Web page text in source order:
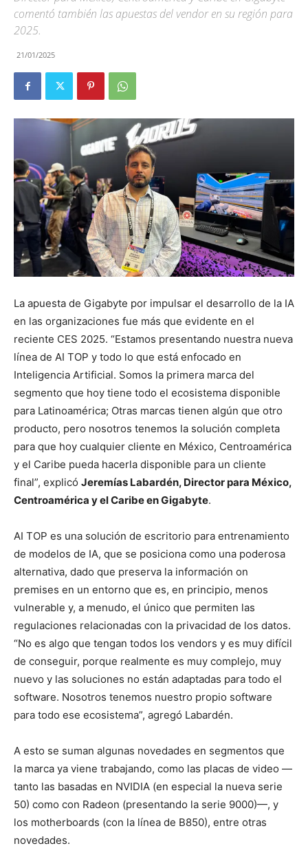
comentó también las apuestas del vendor en su región para
2025.
21/01/2025
La apuesta de Gigabyte por impulsar el desarrollo de la IA
en las organizaciones fue más que evidente en el
reciente CES 2025. “Estamos presentando nuestra nueva
línea de AI TOP y todo lo que está enfocado en
Inteligencia Artificial. Somos la primera marca del
segmento que hoy tiene todo el ecosistema disponible
para Latinoamérica; Otras marcas tienen algún que otro
producto, pero nosotros tenemos la solución completa
para que hoy cualquier cliente en México, Centroamérica
y el Caribe pueda hacerla disponible para un cliente
final”, explicó Jeremías Labardén, Director para México,
Centroamérica y el Caribe en Gigabyte.
AI TOP es una solución de escritorio para entrenamiento
de modelos de IA, que se posiciona como una poderosa
alternativa, dado que preserva la información on
premises en un entorno que es, en principio, menos
vulnerable y, a menudo, el único que permiten las
regulaciones relacionadas con la privacidad de los datos.
“No es algo que tengan todos los vendors y es muy difícil
de conseguir, porque realmente es muy complejo, muy
nuevo y las soluciones no están adaptadas para todo el
software. Nosotros tenemos nuestro propio software
para todo ese ecosistema”, agregó Labardén.
A esto se suman algunas novedades en segmentos que
la marca ya viene trabajando, como las placas de video —
tanto las basadas en NVIDIA (en especial la nueva serie
50) como con Radeon (presentando la serie 9000)—, y
los motherboards (con la línea de B850), entre otras
novedades.